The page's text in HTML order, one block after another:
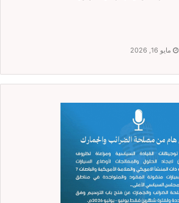
مايو 16, 2026